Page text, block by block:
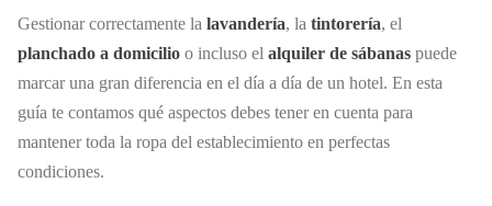
Gestionar correctamente la lavandería, la tintorería, el
planchado a domicilio o incluso el alquiler de sábanas puede
marcar una gran diferencia en el día a día de un hotel. En esta
guía te contamos qué aspectos debes tener en cuenta para
mantener toda la ropa del establecimiento en perfectas
condiciones.